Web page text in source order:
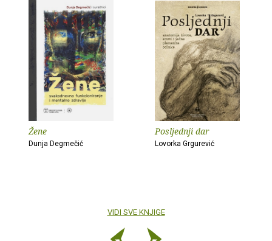
Žene
Dunja Degmečić
Posljednji dar
Lovorka Grgurević
VIDI SVE KNJIGE